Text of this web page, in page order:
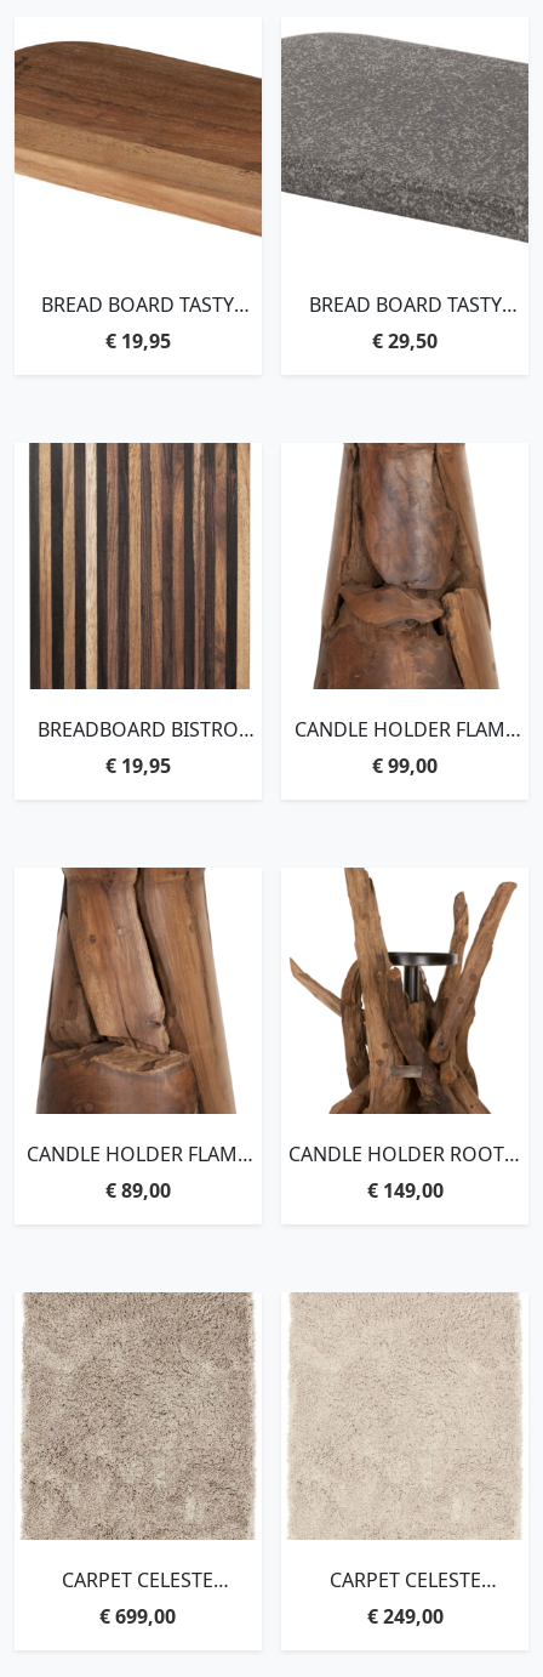
BREAD BOARD TASTY
SMALL – ORDER BY 4
PCS,2X34X15 CM
€19,95
BREAD BOARD TASTY
SMALL – ORDER BY 4
PCS,2X34X15 CM, BLACK
€29,50
BREADBOARD BISTRO
RECTANGULAR- ORDER BY
4 PCS,3X30X20 CM
€19,95
CANDLE HOLDER FLAME
LARGE – ORDER BY 2
PCS,37XØ21 CM
€99,00
CANDLE HOLDER FLAME
SMALL – ORDER BY 2
PCS,30XØ19 CM
€89,00
CANDLE HOLDER ROOTS-
ORDER BY 2 PCS,45XØ35
CM
€149,00
CARPET CELESTE
RECTANGULAR
LARGE,250×350 CM,
€699,00
CARPET CELESTE
RECTANGULAR
SMALL,170×240 CM, BEIGE,
€249,00